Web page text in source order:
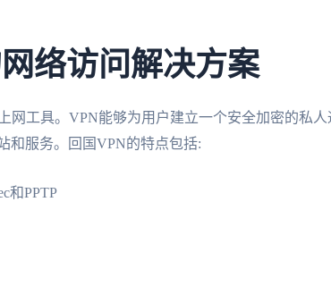
络访问解决方案
网工具。VPN能够为用户建立一个安全加密的私人
和服务。回国VPN的特点包括:
和PPTP